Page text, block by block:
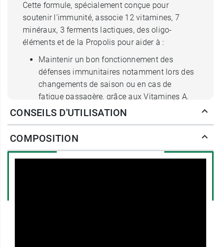
Cette formule, spécialement conçue pour
soutenir l'immunité, associe 12 vitamines, 7
minéraux, 3 ferments lactiques, des oligo-
éléments et de la Propolis pour aider à :
Maintenir un bon fonctionnement des
défenses immunitaires notamment lors des
changements de saison ou en cas de
fatigue passagère, grâce aux Vitamines A,
B6, B9, B12, C, D ainsi qu'au Sélénium, Zinc
Réduire la fatigue grâce aux Vitamines B2,
Participer à un métabolisme énergétique
CONSEILS D'UTILISATION
COMPOSITION